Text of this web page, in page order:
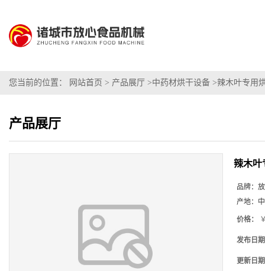
您当前的位置： 网站首页 > 产品展厅 >中药材烘干设备 >辣木叶专用
产品展厅
辣木叶
品牌：
产地：
价格：
发布日
更新日